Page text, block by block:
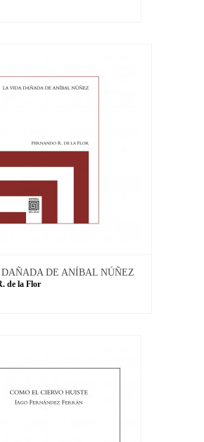
DE ANÍBAL NÚÑEZ
de la Flor